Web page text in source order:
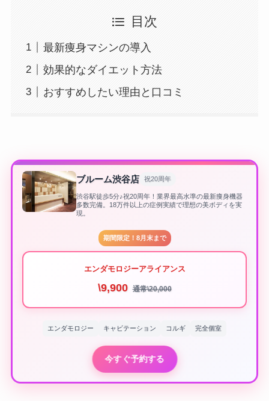
目次
最新痩身マシンの導入
効果的なダイエット方法
おすすめしたい理由と口コミ
ブルーム渋谷店 祝20周年
渋谷駅徒歩5分♪祝20周年！業界最高水準の最新痩身機器
多数完備。18万件以上の症例実績で理想の美ボディを実
現。
期間限定！8月末まで
エンダモロジーアライアンス
\9,900 通常\20,000
エンダモロジー キャビテーション コルギ 完全個室
今すぐ予約する